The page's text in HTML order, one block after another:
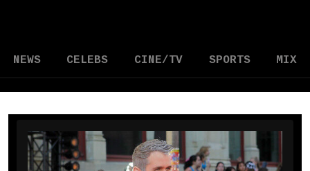
NEWS CELEBS CINE/TV SPORTS MIX